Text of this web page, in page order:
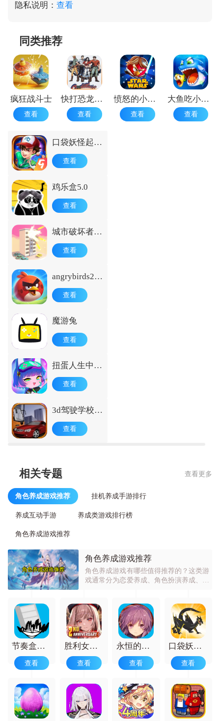
隐私说明： 查看
同类推荐
疯狂战斗士
查看
快打恐龙正版
查看
愤怒的小鸟星球大战1.9.25
查看
大鱼吃小鱼游戏手机版 手机版
查看
口袋妖怪起源
心金安卓版
查看
鸡乐盒5.0
查看
城市破坏者免
查看
angrybirds2国
查看
魔游兔
查看
扭蛋人生中文
版最新版
查看
3d驾驶学校中
文版
查看
相关专题 查看更多
角色养成游戏推荐 挂机养成手游排行
养成互动手游 养成类游戏排行榜
角色养成游戏推荐
角色养成游戏推荐
角色养成游戏有哪些值得推荐的？这类游
戏通常分为恋爱养成、角色扮演养成、模
感受角色成长的乐趣，模拟经营养成则可
满足玩家经营管理的愿望。它们受欢迎是
因为能让玩家在虚拟世界中体验不同人
生，实现各种梦想。玩家可通过培养角
色，获得成就感与满足感，还能锻炼策略
规划能力，体验丰富剧情，收获社交乐
趣。
节奏盒子(Finalwish)
查看
胜利女神NIKKE国际服
查看
永恒的赛妮亚雨后的紫阳花正式版
查看
口袋妖怪的世界
查看